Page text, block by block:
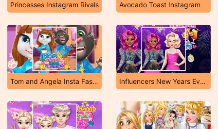
Princesses Instagram Rivals Avocado Toast Instagram
Tom and Angela Insta Fashion Influencers New Years Eve Party